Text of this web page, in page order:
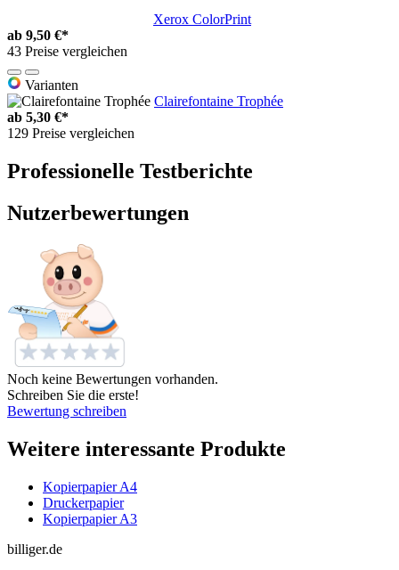
Xerox ColorPrint
ab 9,50 €*
43 Preise vergleichen
Varianten
Clairefontaine Trophée
ab 5,30 €*
129 Preise vergleichen
Professionelle Testberichte
Nutzerbewertungen
Noch keine Bewertungen vorhanden.
Schreiben Sie die erste!
Bewertung schreiben
Weitere interessante Produkte
Kopierpapier A4
Druckerpapier
Kopierpapier A3
billiger.de